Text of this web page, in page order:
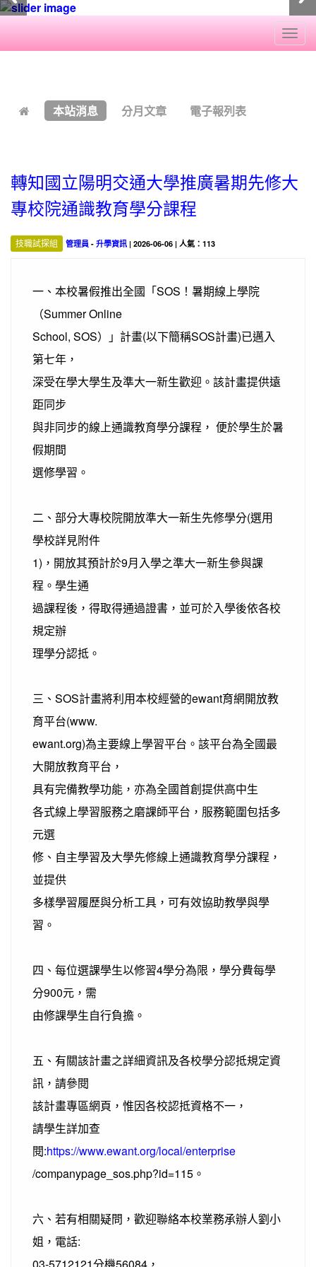
本站消息 分月文章 電子報列表
轉知國立陽明交通大學推廣暑期先修大
專校院通識教育學分課程
技職試探組 管理員 -升學資訊 | 2026-06-06 | 人氣：113
一、本校暑假推出全國「SOS！暑期線上學院
（Summer Online
School, SOS）」計畫(以下簡稱SOS計畫)已邁入
第七年，
深受在學大學生及準大一新生歡迎。該計畫提供遠
距同步
與非同步的線上通識教育學分課程， 便於學生於暑
假期間
選修學習。
二、部分大專校院開放準大一新生先修學分(選用
學校詳見附件
1)，開放其預計於9月入學之準大一新生參與課
程。學生通
過課程後，得取得通過證書，並可於入學後依各校
規定辦
理學分認抵。
三、SOS計畫將利用本校經營的ewant育網開放教
育平台(www.
ewant.org)為主要線上學習平台。該平台為全國最
大開放教育平台，
具有完備教學功能，亦為全國首創提供高中生
各式線上學習服務之磨課師平台，服務範圍包括多
元選
修、自主學習及大學先修線上通識教育學分課程，
並提供
多樣學習履歷與分析工具，可有效協助教學與學
習。
四、每位選課學生以修習4學分為限，學分費每學
分900元，需
由修課學生自行負擔。
五、有關該計畫之詳細資訊及各校學分認抵規定資
訊，請參閱
該計畫專區網頁，惟因各校認抵資格不一，
請學生詳加查
閱:https://www.ewant.org/local/enterprise
/companypage_sos.php?id=115。
六、若有相關疑問，歡迎聯絡本校業務承辦人劉小
姐，電話: